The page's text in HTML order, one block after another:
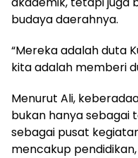
budaya daerahnya.
“Mereka adalah duta
kita adalah memberi
Menurut Ali,
bukan hanya sebagai
sebagai pusat
mencakup